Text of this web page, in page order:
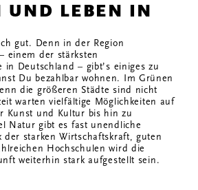
UND LEBEN IN
gut. Denn in der Region
einem der stärksten
in Deutschland – gibt’s einiges zu
Du bezahlbar wohnen. Im Grünen
die größeren Städte sind nicht
warten vielfältige Möglichkeiten auf
Kunst und Kultur bis hin zu
Natur gibt es fast unendliche
der starken Wirtschaftskraft, guten
Hochschulen wird die
weiterhin stark aufgestellt sein.